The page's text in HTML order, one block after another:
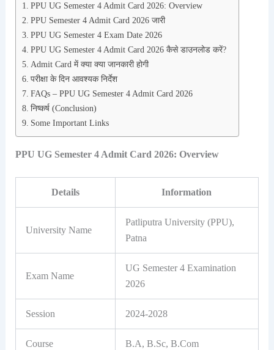
PPU UG Semester 4 Admit Card 2026: Overview
PPU Semester 4 Admit Card 2026 जारी
PPU UG Semester 4 Exam Date 2026
PPU UG Semester 4 Admit Card 2026 कैसे डाउनलोड करें?
Admit Card में क्या क्या जानकारी होगी
परीक्षा के दिन आवश्यक निर्देश
FAQs – PPU UG Semester 4 Admit Card 2026
निष्कर्ष (Conclusion)
Some Important Links
PPU UG Semester 4 Admit Card 2026: Overview
Details Information
University Name
Patliputra University (PPU),
Patna
Exam Name
UG Semester 4 Examination
2026
Session 2024-2028
Course B.A, B.Sc, B.Com